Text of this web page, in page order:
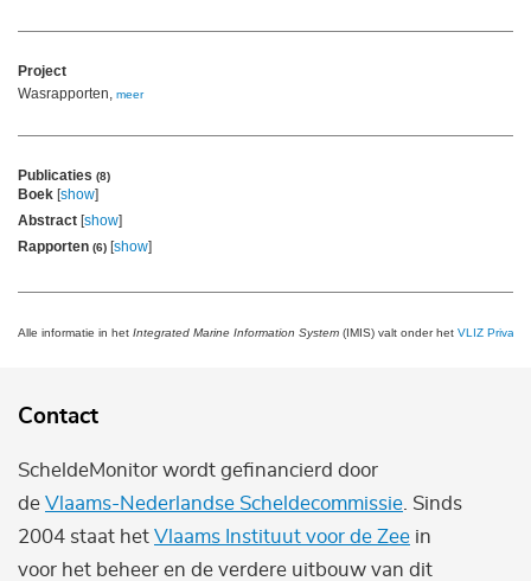
Project
Wasrapporten, meer
Publicaties (8)
Boek [show]
Abstract [show]
Rapporten (6) [show]
Alle informatie in het Integrated Marine Information System (IMIS) valt onder het VLIZ Privacy
Contact
ScheldeMonitor wordt gefinancierd door
de Vlaams-Nederlandse Scheldecommissie . Sinds
2004 staat het Vlaams Instituut voor de Zee in
voor het beheer en de verdere uitbouw van dit